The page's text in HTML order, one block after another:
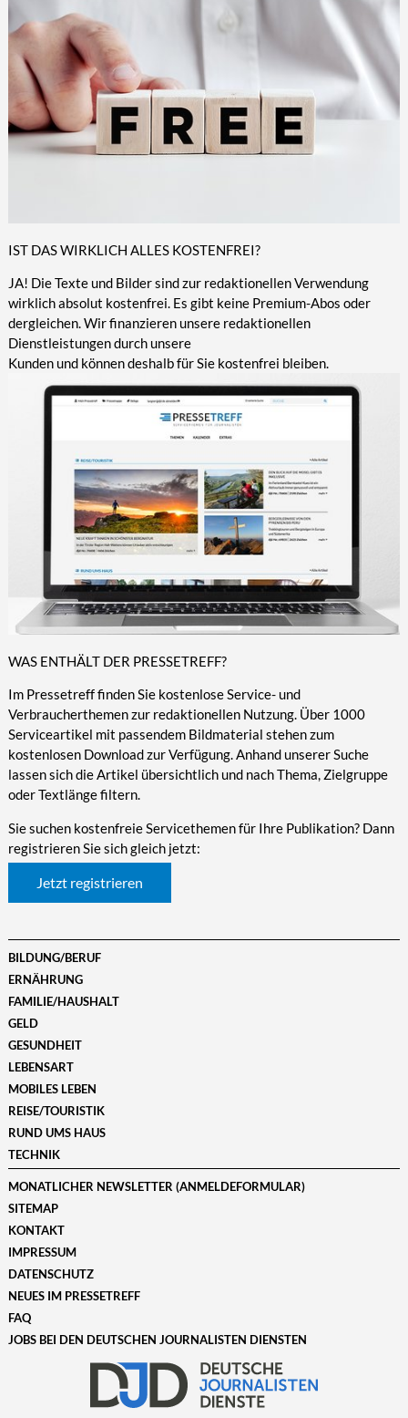
IST DAS WIRKLICH ALLES KOSTENFREI?
JA! Die Texte und Bilder sind zur redaktionellen Verwendung
wirklich absolut kostenfrei. Es gibt keine Premium-Abos oder
dergleichen. Wir finanzieren unsere redaktionellen
Dienstleistungen durch unsere
Kunden und können deshalb für Sie kostenfrei bleiben.
WAS ENTHÄLT DER PRESSETREFF?
Im Pressetreff finden Sie kostenlose Service- und
Verbraucherthemen zur redaktionellen Nutzung. Über 1000
Serviceartikel mit passendem Bildmaterial stehen zum
kostenlosen Download zur Verfügung. Anhand unserer Suche
lassen sich die Artikel übersichtlich und nach Thema, Zielgruppe
oder Textlänge filtern.
Sie suchen kostenfreie Servicethemen für Ihre Publikation? Dann
registrieren Sie sich gleich jetzt:
Jetzt registrieren
BILDUNG/BERUF
ERNÄHRUNG
FAMILIE/HAUSHALT
GELD
GESUNDHEIT
LEBENSART
MOBILES LEBEN
REISE/TOURISTIK
RUND UMS HAUS
TECHNIK
MONATLICHER NEWSLETTER (ANMELDEFORMULAR)
SITEMAP
KONTAKT
IMPRESSUM
DATENSCHUTZ
NEUES IM PRESSETREFF
FAQ
JOBS BEI DEN DEUTSCHEN JOURNALISTEN DIENSTEN